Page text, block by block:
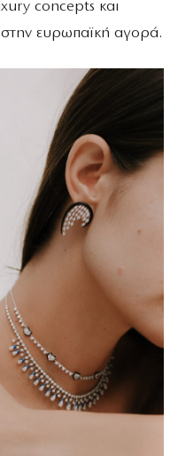
concepts και
ευρωπαϊκή αγορά.